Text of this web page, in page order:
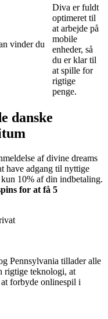
vinder du
Diva er fuldt
optimeret til
at arbejde på
mobile
enheder, så
du er klar til
at spille for
rigtige
penge.
danske
af divine dreams
have adgang til nyttige
10% af din indbetaling.
for at få 5
Pennsylvania tillader alle
rigtige teknologi, at
forbyde onlinespil i